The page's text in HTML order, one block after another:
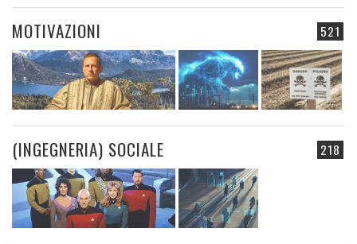
521
MOTIVAZIONI
218
(INGEGNERIA) SOCIALE